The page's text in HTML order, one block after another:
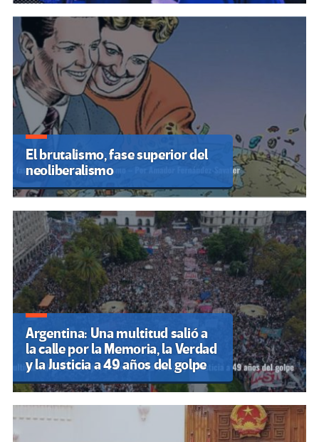
El brutalismo, fase superior del
neoliberalismo
Argentina: Una multitud salió a
la calle por la Memoria, la Verdad
y la Justicia a 49 años del golpe